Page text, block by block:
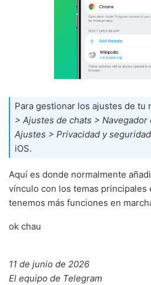
Para gestionar los ajustes de tu
> Ajustes de chats > Navegador
Ajustes > Privacidad y
iOS.
Aquí es donde normalmente
vínculo con los temas principales
tenemos más funciones en
ok chau
11 de junio de 2026
El equipo de Telegram